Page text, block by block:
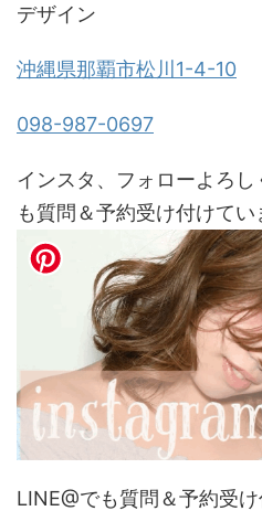
デザイン
沖縄県那覇市松川1-4-10
098-987-0697
インスタ、フォローよろ
も質問＆予約受け付けてい
LINE@でも質問＆予約受け